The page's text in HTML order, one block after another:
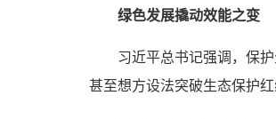
绿色发展撬动效能之变
习近平总书记强调，保护
甚至想方设法突破生态保护红